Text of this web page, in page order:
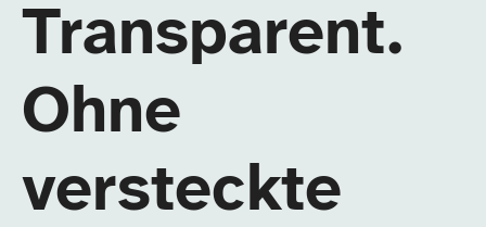
Transparent.
Ohne
versteckte